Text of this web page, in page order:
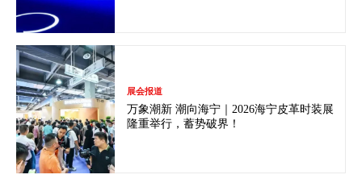
展会报道
万象潮新 潮向海宁｜2026海宁皮革时装展
隆重举行，蓄势破界！